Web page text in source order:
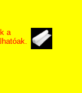
a